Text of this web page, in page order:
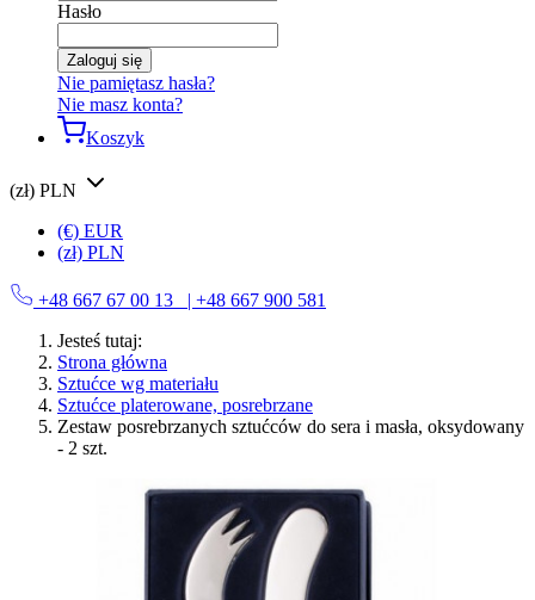
Hasło
Zaloguj się
Nie pamiętasz hasła?
Nie masz konta?
Koszyk
(zł) PLN
(€) EUR
(zł) PLN
+48 667 67 00 13
| +48 667 900 581
Jesteś tutaj:
Strona główna
Sztućce wg materiału
Sztućce platerowane, posrebrzane
Zestaw posrebrzanych sztućców do sera i masła, oksydowany
- 2 szt.